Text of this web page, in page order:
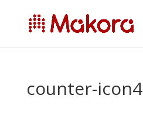
counter-icon4